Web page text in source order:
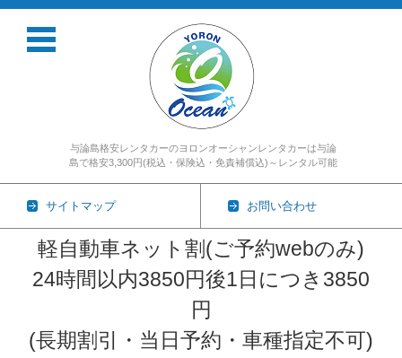
与論島格安レンタカーのヨロンオーシャンレンタカーは与論
島で格安3,300円(税込・保険込・免責補償込)～レンタル可能
サイトマップ お問い合わせ
軽自動車ネット割(ご予約webのみ)
24時間以内3850円後1日につき3850
円
(長期割引・当日予約・車種指定不可)